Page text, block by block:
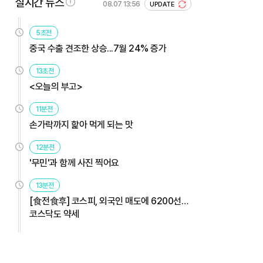
08.07 13:56 UPDATE
5초전
중국 수출 견조한 상승...7월 24% 증가
13초전
<오늘의 부고>
11분전
손가락까지 핥아 먹게 되는 맛
12분전
'무민'과 함께 사진 찍어요
13분전
[食전食후] 코스피, 외국인 매도에 6200선…
코스닥도 약세